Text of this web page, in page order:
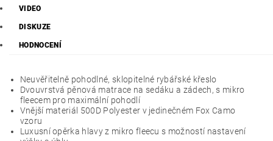
VIDEO
DISKUZE
HODNOCENÍ
Neuvěřitelně pohodlné, sklopitelné rybářské křeslo
Dvouvrstvá pěnová matrace na sedáku a zádech, s mikro
fleecem pro maximální pohodlí
Vnější materiál 500D Polyester v jedinečném Fox Camo
vzoru
Luxusní opěrka hlavy z mikro fleecu s možností nastavení